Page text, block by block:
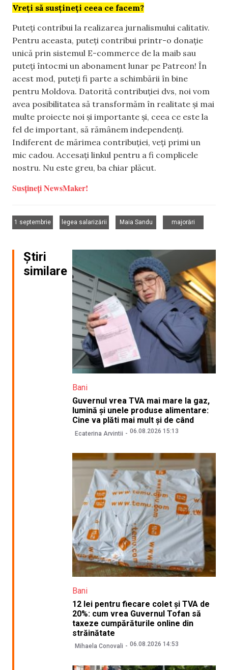
Vreți să susțineți ceea ce facem?
Puteți contribui la realizarea jurnalismului calitativ.
Pentru aceasta, puteți contribui printr-o donație
unică prin sistemul E-commerce de la maib sau
puteți întocmi un abonament lunar pe Patreon! În
acest mod, puteți fi parte a schimbării în bine
pentru Moldova. Datorită contribuției dvs, noi vom
avea posibilitatea să transformăm în realitate și mai
multe proiecte noi și importante și, ceea ce este la
fel de important, să rămânem independenți.
Indiferent de mărimea contribuției, veți primi un
mic cadou. Accesați linkul pentru a fi complicele
nostru. Nu este greu, ba chiar plăcut.
Susțineți NewsMaker!
1 septembrie
legea salarizării
Maia Sandu
majorări
Știri
similare
Bani
Guvernul vrea TVA mai mare la gaz,
lumină și unele produse alimentare:
Cine va plăti mai mult și de când
Ecaterina Arvintii 06.08.2026 15:13
Bani
12 lei pentru fiecare colet și TVA de
20%: cum vrea Guvernul Tofan să
taxeze cumpărăturile online din
străinătate
Mihaela Conovali 06.08.2026 14:53